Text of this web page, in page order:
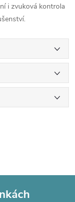
i zvuková kontrola